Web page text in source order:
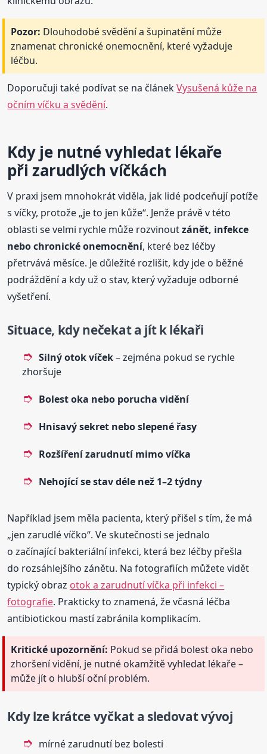
Pozor: Dlouhodobé svědění a šupinatění může
znamenat chronické onemocnění, které vyžaduje
léčbu.
Doporučuji také podívat se na článekVysušená kůže na
očním víčku a svědění.
Kdy je nutné vyhledat lékaře
při zarudlých víčkách
V praxi jsem mnohokrát viděla, jak lidé podceňují potíže
s víčky, protože „je to jen kůže“. Jenže právě v této
oblasti se velmi rychle může rozvinoutzánět, infekce
nebo chronické onemocnění, které bez léčby
přetrvává měsíce. Je důležité rozlišit, kdy jde o běžné
podráždění a kdy už o stav, který vyžaduje odborné
vyšetření.
Situace, kdy nečekat a jít k lékaři
Silný otok víček– zejména pokud se rychle
zhoršuje
Bolest oka nebo porucha vidění
Hnisavý sekret nebo slepené řasy
Rozšíření zarudnutí mimo víčka
Nehojící se stav déle než 1–2 týdny
Například jsem měla pacienta, který přišel s tím, že má
„jen zarudlé víčko“. Ve skutečnosti se jednalo
o začínající bakteriální infekci, která bez léčby přešla
do rozsáhlejšího zánětu. Na fotografiích můžete vidět
typický obraz otok a zarudnutí víčka při infekci –
fotografie. Prakticky to znamená, že včasná léčba
antibiotickou mastí zabránila komplikacím.
Kritické upozornění: Pokud se přidá bolest oka nebo
zhoršení vidění, je nutné okamžitě vyhledat lékaře –
může jít o hlubší oční problém.
Kdy lze krátce vyčkat a sledovat vývoj
mírné zarudnutí bez bolesti